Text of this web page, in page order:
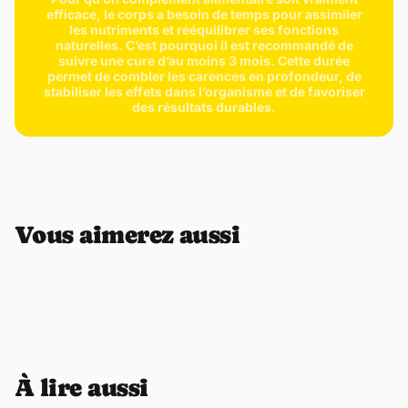
stress et renforce proactivement votre résistance naturelle.
champignon Reishi,utilisé traditionnellement en médecine
chinoise, soutient la santé respiratoire et apaise la toux. Cet
antioxydant puissant maintient la fonction du système immunitaire
tout en soulageant la fatigue.
- L'Astragale, racine adaptogène de référence, est employée
de la vitamine C naturelle issue de l'Amla (groseille indienne), qui
également à la santé de la peau et des cheveux, favorise la
cicatrisation et participe au métabolisme des protéines, glucides et
efficace, le corps a besoin de temps pour assimiler
les nutriments et rééquilibrer ses fonctions
naturelles. C’est pourquoi il est recommandé de
suivre une cure d’au moins 3 mois. Cette durée
permet de combler les carences en profondeur, de
stabiliser les effets dans l’organisme et de favoriser
des résultats durables.
Vous aimerez aussi
À lire aussi